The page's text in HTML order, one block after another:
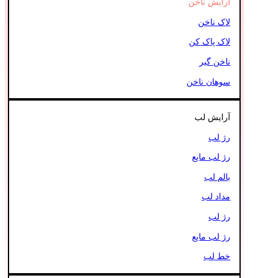
آرایش ناخن
لاک ناخن
لاک پاک کن
ناخن گیر
سوهان ناخن
آرایش لب
رژ لب
رژ لب مایع
بالم لب
مداد لب
رژ لب
رژ لب مایع
خط لب